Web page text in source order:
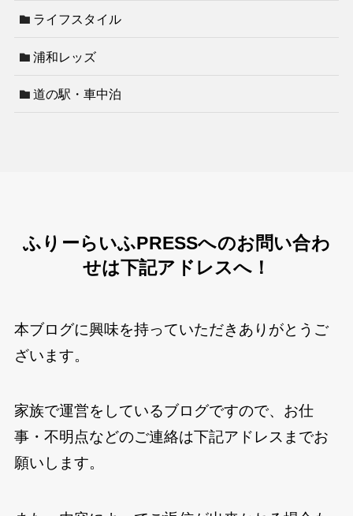
ライフスタイル
浦和レッズ
道の駅・車中泊
ふりーらいふPRESSへのお問い合わ
せは下記アドレスへ！
本ブログに興味を持っていただきありがとうご
ざいます。
家族で運営をしているブログですので、お仕
事・不明点などのご連絡は下記アドレスまでお
願いします。